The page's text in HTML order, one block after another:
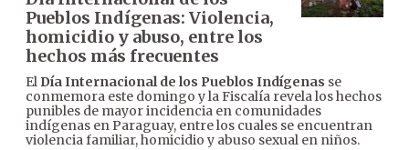
Pueblos Indígenas: Violencia,
homicidio y abuso, entre los
hechos más frecuentes
El Día Internacional de los Pueblos Indígenas se
conmemora este domingo y la Fiscalía revela los hechos
punibles de mayor incidencia en comunidades
indígenas en Paraguay, entre los cuales se encuentran
violencia familiar, homicidio y abuso sexual en niños.